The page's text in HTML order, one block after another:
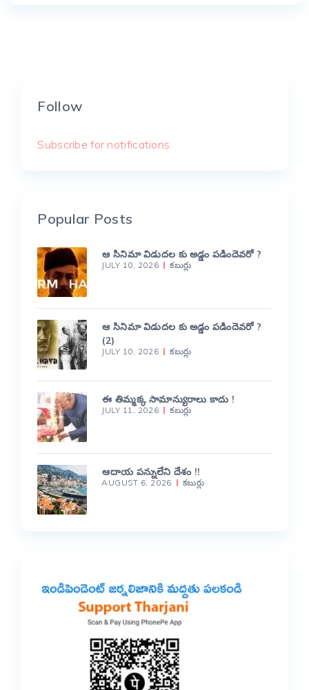
Follow
Subscribe for notifications
Popular Posts
ఆ సినిమా విడుదల కు అడ్డం పడిందెవరో ?
JULY 10, 2026 కబుర్లు
ఆ సినిమా విడుదల కు అడ్డం పడిందెవరో ?
(2)
JULY 10, 2026 కబుర్లు
ఈ తిమ్మక్క సామాన్యురాలు కాదు !
JULY 11, 2026 కబుర్లు
ఆదాయ పన్నులేని దేశం !!
AUGUST 6, 2026 కబుర్లు